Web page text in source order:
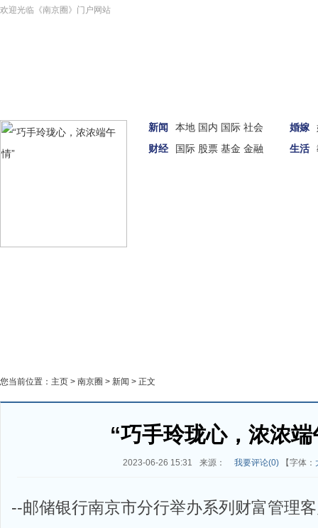
欢迎光临《南京圈》门户网站
新闻 本地 国内 国际 社会
财经
国际 股票 基金 金融
婚嫁
生活
您当前位置： 主页 > 南京圈 > 新闻 > 正文
“巧手玲珑心，浓浓端
2023-06-26 15:31 来源： 我要评论(0)【字体：
--邮储银行南京市分行举办系列财富管理